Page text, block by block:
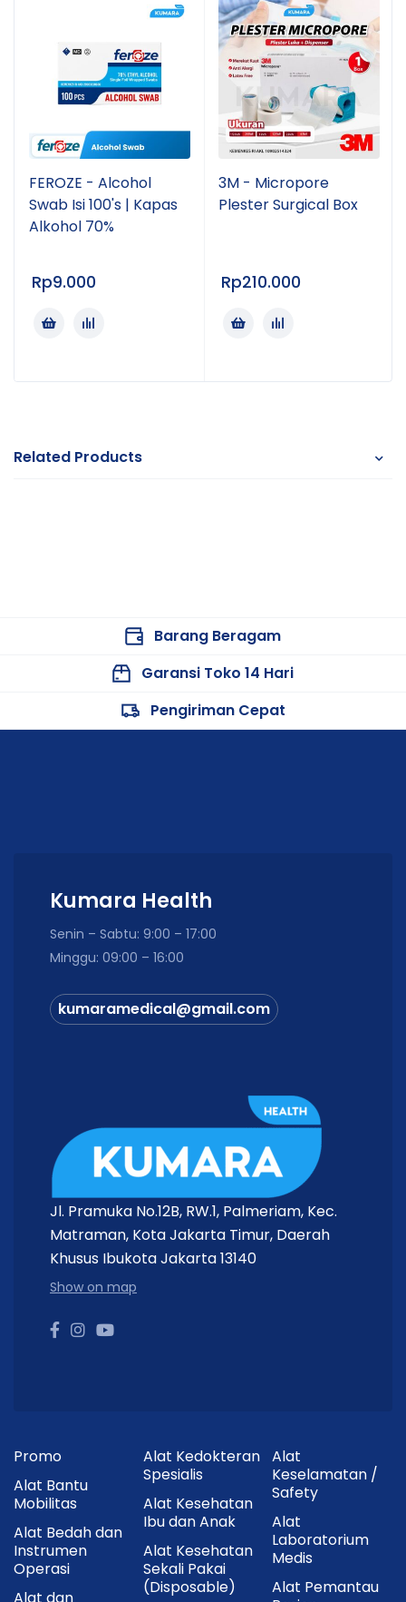
FEROZE - Alcohol
Swab Isi 100's | Kapas
Alkohol 70%
Rp9.000
3M - Micropore
Plester Surgical Box
Rp210.000
Related Products
Barang Beragam
Garansi Toko 14 Hari
Pengiriman Cepat
Kumara Health
Senin – Sabtu: 9:00 – 17:00
Minggu: 09:00 – 16:00
kumaramedical@gmail.com
Jl. Pramuka No.12B, RW.1, Palmeriam, Kec.
Matraman, Kota Jakarta Timur, Daerah
Khusus Ibukota Jakarta 13140
Show on map
Promo
Alat Bantu
Mobilitas
Alat Bedah dan
Instrumen
Operasi
Alat Kedokteran
Spesialis
Alat Kesehatan
Ibu dan Anak
Alat Kesehatan
Sekali Pakai
(Disposable)
Alat
Keselamatan /
Safety
Alat
Laboratorium
Medis
Alat Pemantau